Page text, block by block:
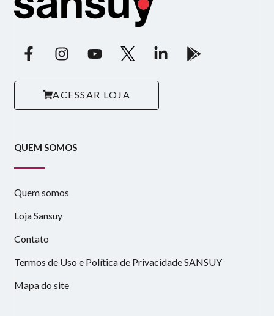
ACESSAR LOJA
QUEM SOMOS
Quem somos
Loja Sansuy
Contato
Termos de Uso e Política de Privacidade SANSUY
Mapa do site